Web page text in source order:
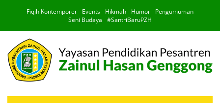
Fiqih Kontemporer Events Hikmah Humor
Pengumuman
Seni Budaya
#SantriBaruPZH